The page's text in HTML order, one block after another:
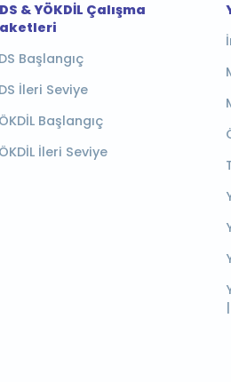
& YÖKDİL Çalışma
Başlangıç
İleri Seviye
Başlangıç
İleri Seviye